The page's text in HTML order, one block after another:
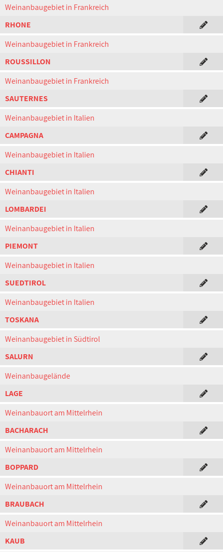
Weinanbaugebiet in Frankreich
RHONE
Weinanbaugebiet in Frankreich
ROUSSILLON
Weinanbaugebiet in Frankreich
SAUTERNES
Weinanbaugebiet in Italien
CAMPAGNA
Weinanbaugebiet in Italien
CHIANTI
Weinanbaugebiet in Italien
LOMBARDEI
Weinanbaugebiet in Italien
PIEMONT
Weinanbaugebiet in Italien
SUEDTIROL
Weinanbaugebiet in Italien
TOSKANA
Weinanbaugebiet in Südtirol
SALURN
Weinanbaugelände
LAGE
Weinanbauort am Mittelrhein
BACHARACH
Weinanbauort am Mittelrhein
BOPPARD
Weinanbauort am Mittelrhein
BRAUBACH
Weinanbauort am Mittelrhein
KAUB